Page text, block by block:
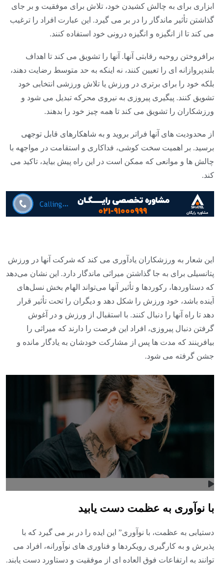
ابزاری برای به چالش کشیدن خود، تلاش برای موفقیت و بر جای
گذاشتن تأثیر ماندگار را در بر می گیرد. این عبارت افراد را ترغیب
می کند تا از انگیزه و انگیزه درونی خود استفاده کنند.
برافروختن روحیه رقابتی آنها. آنها را تشویق می کند تا اهداف
بلندپروازانه ای را تعیین کنند، نه اینکه به حد متوسط ​​رضایت دهند،
بلکه خود را برای برتری در ورزش یا تلاش ورزشی انتخابی خود
تشویق کنند. پیگیری پیروزی به نیروی محرکه تبدیل می شود و
ورزشکاران را تشویق می کند تا همه چیز خود را بدهند.
از محدودیت های آنها فراتر بروید و به شاهکارهای قابل توجهی
برسید. بر اهمیت سخت کوشی، فداکاری و استقامت در مواجهه با
چالش ها و موانعی که ممکن است در این راه پیش بیاید، تاکید می
کند.
این شعار به ورزشکاران یادآوری می کند که شرکت آنها در ورزش
پتانسیلی برای به جا گذاشتن میراثی ماندگار دارد. این نشان می‌دهد
که دستاوردها، رکوردها و تأثیر آنها می‌تواند الهام بخش نسل‌های
آینده باشد، خود ورزش را شکل دهد و دیگران را تحت تأثیر قرار
دهد تا راه آنها را دنبال کنند. با استقبال از ورزش و در آغوش
گرفتن دنبال پیروزی، افراد این فرصت را دارند که میراثی را
بیافرینند که مدت ها پس از مشارکت خودشان به یادگار مانده و
جشن گرفته می شود.
با نوآوری به عظمت دست یابید
دستیابی به عظمت، با نوآوری” این ایده را در بر می گیرد که با
پذیرش و به کارگیری رویکردها و فناوری های نوآورانه، افراد می
توانند به ارتفاعات فوق العاده ای از موفقیت و دستاورد دست یابند.